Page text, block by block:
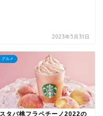
2023年5月31日
グルメ
スタバ桃フラペチーノ2022の